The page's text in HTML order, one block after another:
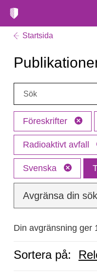
Startsida
Sök:
Föreskrifter
Radioaktivt avfall
Svenska
Avgränsa din
Din avgränsning ger
Sortera på: